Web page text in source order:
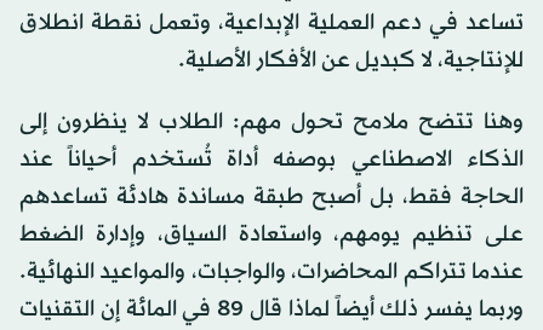
تساعد في دعم العملية الإبداعية، وتعمل نقطة انطلاق
للإنتاجية، لا كبديل عن الأفكار الأصلية.
وهنا تتضح ملامح تحول مهم: الطلاب لا ينظرون إلى
الذكاء الاصطناعي بوصفه أداة تُستخدم أحياناً عند
الحاجة فقط، بل أصبح طبقة مساندة هادئة تساعدهم
على تنظيم يومهم، واستعادة السياق، وإدارة الضغط
عندما تتراكم المحاضرات، والواجبات، والمواعيد النهائية.
وربما يفسر ذلك أيضاً لماذا قال 89 في المائة إن التقنيات